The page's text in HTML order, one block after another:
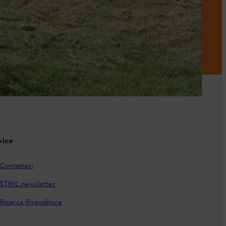
Contattaci
STIHL newsletter
Ricerca Rivenditore